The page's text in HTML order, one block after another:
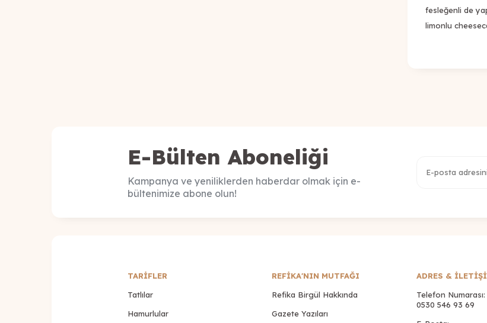
fesleğenli de
limonlu
E-Bülten Aboneliği
Kampanya ve yeniliklerden haberdar olmak için e-
bültenimize abone olun!
TARİFLER
Tatlılar
Hamurlular
REFİKA'NIN MUTFAĞI
Refika Birgül Hakkında
Gazete Yazıları
ADRES &
Telefon Numarası:
0530 546 93 69